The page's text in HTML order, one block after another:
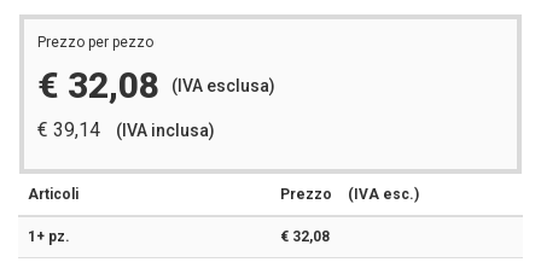
Prezzo per pezzo
€ 32,08 (IVA esclusa)
€ 39,14 (IVA inclusa)
Articoli Prezzo (IVA esc.)
1+ pz. € 32,08